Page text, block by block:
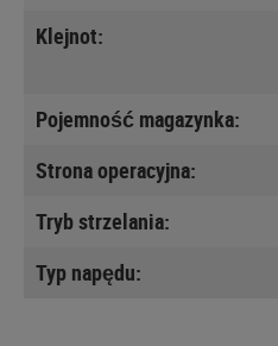
Klejnot:
Pojemność magazynka:
Strona operacyjna:
Tryb strzelania:
Typ napędu: